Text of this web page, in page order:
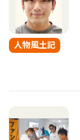
人物風土記